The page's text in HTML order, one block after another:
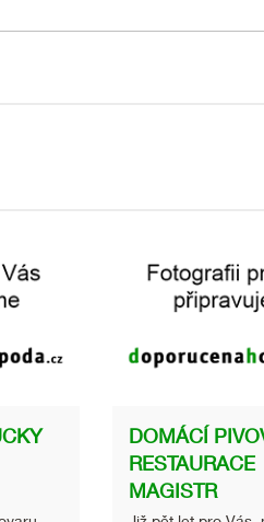
DOMÁCÍ
RESTAURACE
MAGISTR